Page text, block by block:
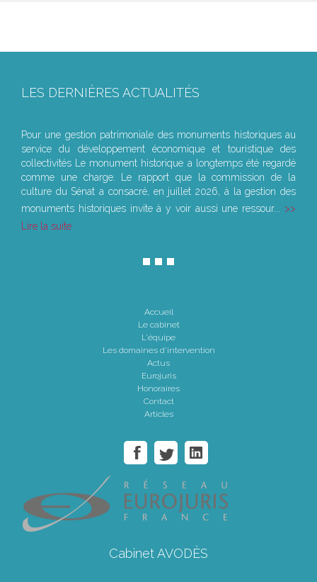
LES DERNIÈRES ACTUALITÉS
Pour une gestion patrimoniale des monuments historiques au
service du développement économique et touristique des
collectivités Le monument historique a longtemps été regardé
comme une charge. Le rapport que la commission de la
culture du Sénat a consacré, en juillet 2026, à la gestion des
monuments historiques invite à y voir aussi une ressour...
Lire la suite
Accueil
Le cabinet
L'équipe
Les domaines d'intervention
Actus
Eurojuris
Honoraires
Contact
Articles
Cabinet AVODÈS